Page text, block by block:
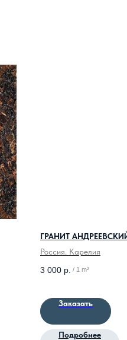
ГРАНИТ
Россия. Карелия
3 000 р. / 1 m²
Заказать
Подробнее